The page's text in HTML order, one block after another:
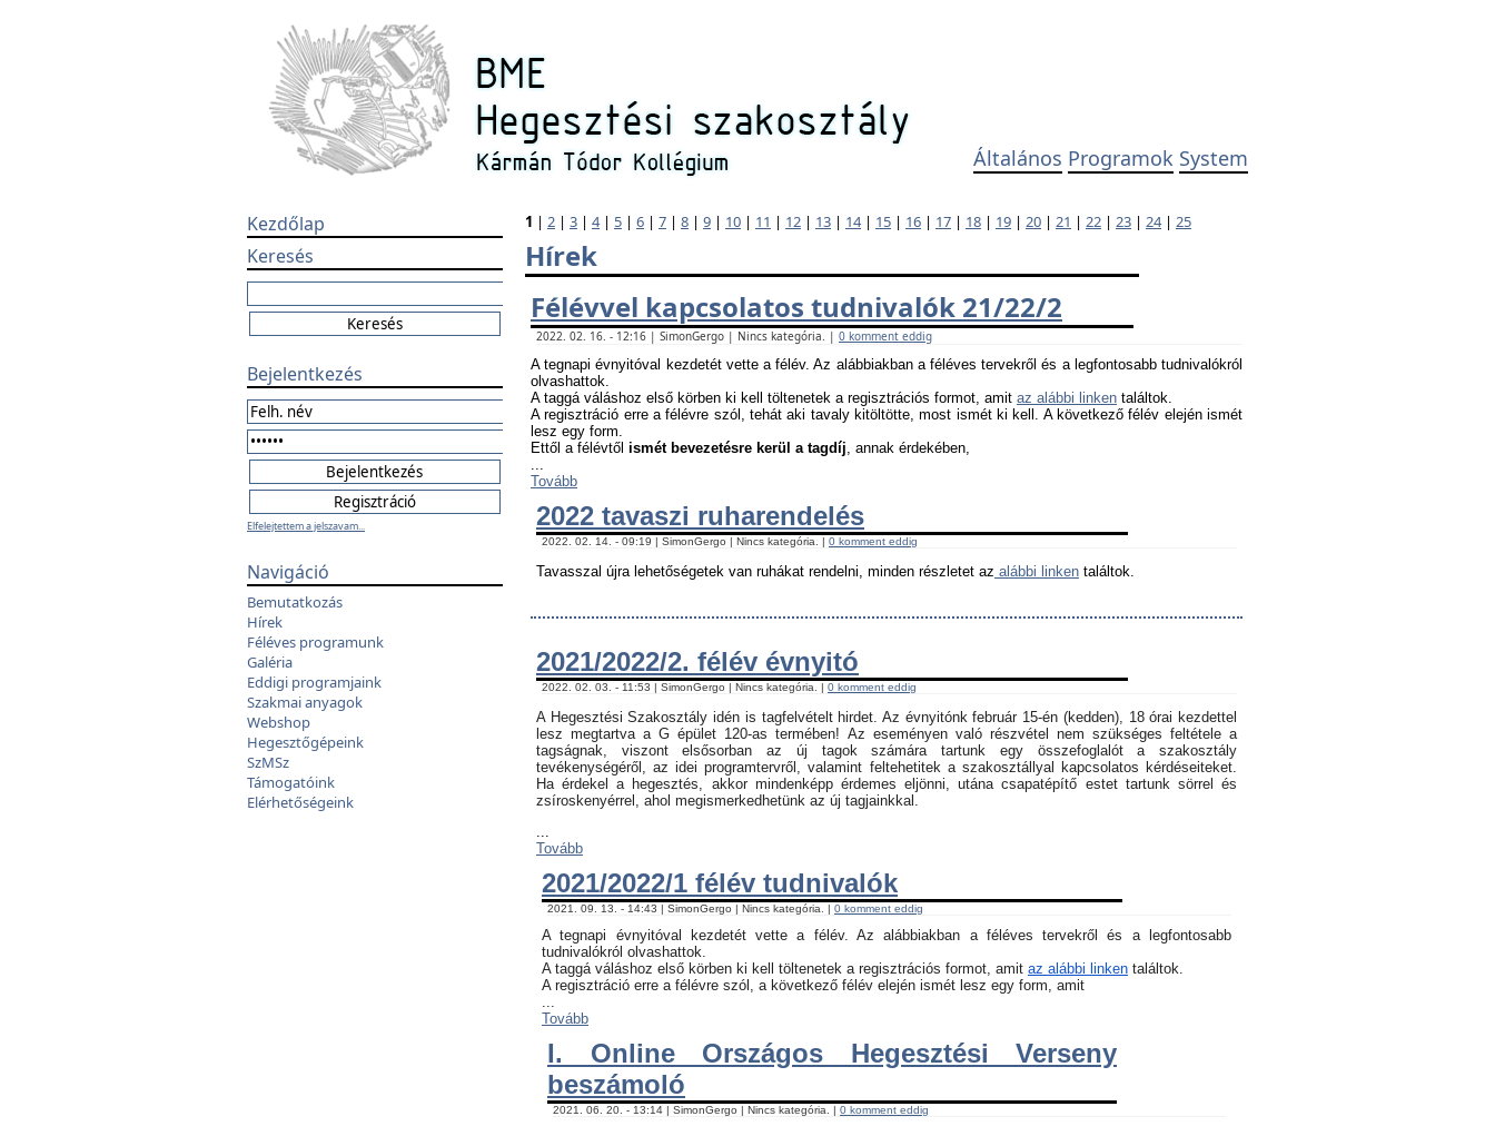
Általános Programok System
Kezdőlap
Keresés
Bejelentkezés
Elfelejtettem a jelszavam...
Navigáció
Bemutatkozás
Hírek
Féléves programunk
Galéria
Eddigi programjaink
Szakmai anyagok
Webshop
Hegesztőgépeink
SzMSz
Támogatóink
Elérhetőségeink
1 | 2 | 3 | 4| 5 | 6 | 7 | 8 | 9 | 10 | 11 | 12 | 13 | 14| 15 | 16 | 17 | 18 | 19 | 20 | 21 | 22 | 23 | 24| 25
Hírek
Félévvel kapcsolatos tudnivalók 21/22/2
2022. 02. 16. - 12:16 | SimonGergo | Nincs kategória. | 0 komment eddig
A tegnapi évnyitóval kezdetét vette a félév. Az alábbiakban a féléves tervekről és a legfontosabb tudnivalókról
olvashattok.
A taggá váláshoz első körben ki kell töltenetek a regisztrációs formot, amit az alábbi linken találtok.
A regisztráció erre a félévre szól, tehát aki tavaly kitöltötte, most ismét ki kell. A következő félév elején ismét
lesz egy form.
Ettől a félévtől ismét bevezetésre kerül a tagdíj, annak érdekében,
...
Tovább
2022 tavaszi ruharendelés
2022. 02. 14. - 09:19 | SimonGergo | Nincs kategória. | 0 komment eddig
Tavasszal újra lehetőségetek van ruhákat rendelni, minden részletet az alábbi linken találtok.
2021/2022/2. félév évnyitó
2022. 02. 03. - 11:53 | SimonGergo | Nincs kategória. | 0 komment eddig
A Hegesztési Szakosztály idén is tagfelvételt hirdet. Az évnyitónk február 15-én (kedden), 18 órai kezdettel
lesz megtartva a G épület 120-as termében! Az eseményen való részvétel nem szükséges feltétele a
tagságnak, viszont elsősorban az új tagok számára tartunk egy összefoglalót a szakosztály
tevékenységéről, az idei programtervről, valamint feltehetitek a szakosztállyal kapcsolatos kérdéseiteket.
Ha érdekel a hegesztés, akkor mindenképp érdemes eljönni, utána csapatépítő estet tartunk sörrel és
zsíroskenyérrel, ahol megismerkedhetünk az új tagjainkkal.
...
Tovább
2021/2022/1 félév tudnivalók
2021. 09. 13. - 14:43 | SimonGergo | Nincs kategória. | 0 komment eddig
A tegnapi évnyitóval kezdetét vette a félév. Az alábbiakban a féléves tervekről és a legfontosabb
tudnivalókról olvashattok.
A taggá váláshoz első körben ki kell töltenetek a regisztrációs formot, amit az alábbi linken találtok.
A regisztráció erre a félévre szól, a következő félév elején ismét lesz egy form, amit
...
Tovább
I. Online Országos Hegesztési Verseny
beszámoló
2021. 06. 20. - 13:14 | SimonGergo | Nincs kategória. | 0 komment eddig